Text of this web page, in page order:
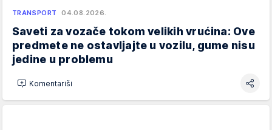
TRANSPORT 04.08.2026.
Saveti za vozače tokom velikih vrućina: Ove
predmete ne ostavljajte u vozilu, gume nisu
jedine u problemu
Komentariši